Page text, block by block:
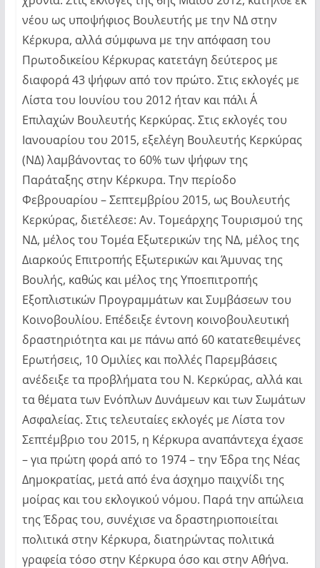
νέου ως υποψήφιος Βουλευτής με την ΝΔ στην
Κέρκυρα, αλλά σύμφωνα με την απόφαση του
Πρωτοδικείου Κέρκυρας κατετάγη δεύτερος με
διαφορά 43 ψήφων από τον πρώτο. Στις εκλογές με
Λίστα του Ιουνίου του 2012 ήταν και πάλι Α΄
Επιλαχών Βουλευτής Κερκύρας. Στις εκλογές του
Ιανουαρίου του 2015, εξελέγη Βουλευτής Κερκύρας
(ΝΔ) λαμβάνοντας το 60% των ψήφων της
Παράταξης στην Κέρκυρα. Την περίοδο
Φεβρουαρίου – Σεπτεμβρίου 2015, ως Βουλευτής
Κερκύρας, διετέλεσε: Αν. Τομεάρχης Τουρισμού της
ΝΔ, μέλος του Τομέα Εξωτερικών της ΝΔ, μέλος της
Διαρκούς Επιτροπής Εξωτερικών και Άμυνας της
Βουλής, καθώς και μέλος της Υποεπιτροπής
Εξοπλιστικών Προγραμμάτων και Συμβάσεων του
Κοινοβουλίου. Επέδειξε έντονη κοινοβουλευτική
δραστηριότητα και με πάνω από 60 κατατεθειμένες
Ερωτήσεις, 10 Ομιλίες και πολλές Παρεμβάσεις
ανέδειξε τα προβλήματα του Ν. Κερκύρας, αλλά και
τα θέματα των Ενόπλων Δυνάμεων και των Σωμάτων
Ασφαλείας. Στις τελευταίες εκλογές με Λίστα τον
Σεπτέμβριο του 2015, η Κέρκυρα αναπάντεχα έχασε
– για πρώτη φορά από το 1974 – την Έδρα της Νέας
Δημοκρατίας, μετά από ένα άσχημο παιχνίδι της
μοίρας και του εκλογικού νόμου. Παρά την απώλεια
της Έδρας του, συνέχισε να δραστηριοποιείται
πολιτικά στην Κέρκυρα, διατηρώντας πολιτικά
γραφεία τόσο στην Κέρκυρα όσο και στην Αθήνα.